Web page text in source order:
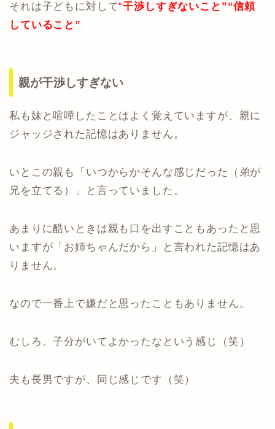
それは子どもに対して“干渉しすぎないこと”“信頼
していること”
親が干渉しすぎない
私も妹と喧嘩したことはよく覚えていますが、親に
ジャッジされた記憶はありません。
いとこの親も「いつからかそんな感じだった（弟が
兄を立てる）」と言っていました。
あまりに酷いときは親も口を出すこともあったと思
いますが「お姉ちゃんだから」と言われた記憶はあ
りません。
なので一番上で嫌だと思ったこともありません。
むしろ、子分がいてよかったなという感じ（笑）
夫も長男ですが、同じ感じです（笑）